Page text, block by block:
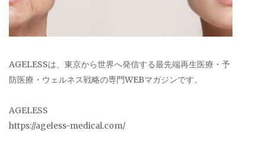
AGELESSは、東京から世界へ発信する最先端再生医療・予
防医療・ウェルネス戦略の専門WEBマガジンです。
AGELESS
https://ageless-medical.com/